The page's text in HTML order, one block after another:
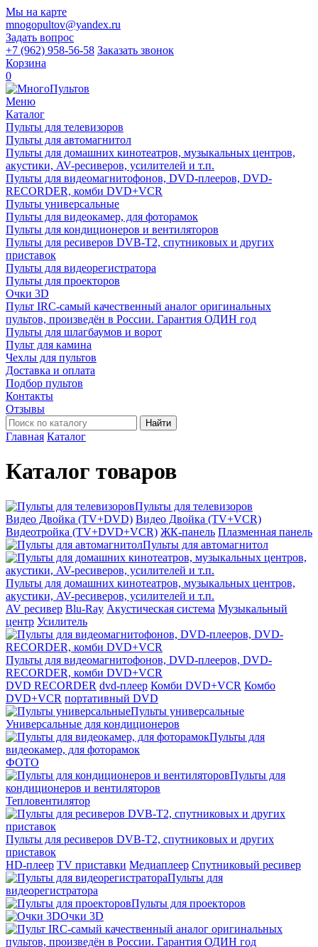
Мы на карте
mnogopultov@yandex.ru
Задать вопрос
+7 (962) 958-56-58 Заказать звонок
Корзина
0
Меню
Каталог
Пульты для телевизоров
Пульты для автомагнитол
Пульты для домашних кинотеатров, музыкальных центров,
акустики, AV-ресиверов, усилителей и т.п.
Пульты для видеомагнитофонов, DVD-плееров, DVD-
RECORDER, комби DVD+VCR
Пульты универсальные
Пульты для видеокамер, для фоторамок
Пульты для кондиционеров и вентиляторов
Пульты для ресиверов DVB-T2, спутниковых и других
приставок
Пульты для видеорегистратора
Пульты для проекторов
Очки 3D
Пульт IRC-самый качественный аналог оригинальных
пультов, произведён в России. Гарантия ОДИН год
Пульты для шлагбаумов и ворот
Пульт для камина
Чехлы для пультов
Доставка и оплата
Подбор пультов
Контакты
Отзывы
Найти
Главная Каталог
Каталог товаров
Пульты для телевизоров
Видео Двойка (TV+DVD) Видео Двойка (TV+VCR)
Видеотройка (TV+DVD+VCR) ЖК-панель Плазменная панель
Пульты для автомагнитол
Пульты для домашних кинотеатров, музыкальных центров,
акустики, AV-ресиверов, усилителей и т.п.
AV ресивер Blu-Ray Акустическая система Музыкальный
центр Усилитель
Пульты для видеомагнитофонов, DVD-плееров, DVD-
RECORDER, комби DVD+VCR
DVD RECORDER dvd-плеер Комби DVD+VCR Комбо
DVD+VCR портативный DVD
Пульты универсальные
Универсальные для кондиционеров
Пульты для
видеокамер, для фоторамок
ФОТО
Пульты для
кондиционеров и вентиляторов
Тепловентилятор
Пульты для ресиверов DVB-T2, спутниковых и других
приставок
HD-плеер TV приставки Медиаплеер Спутниковый ресивер
Пульты для
видеорегистратора
Пульты для проекторов
Очки 3D